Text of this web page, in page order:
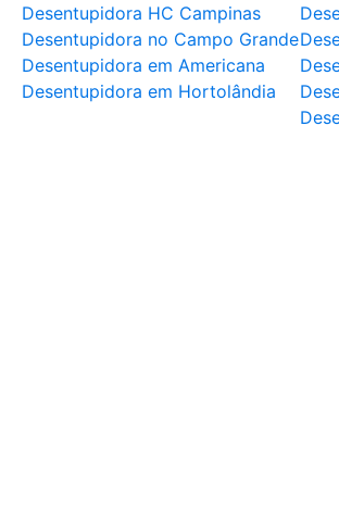
Desentupidora HC Campinas
Desentupidora no Campo Grande
Desentupidora em Americana
Desentupidora em Hortolândia